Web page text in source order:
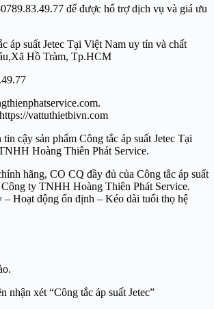
để được hổ trợ dịch vụ và giá ưu
áp suất Jetec Tại Việt Nam uy tín và chất
Hồ Tràm, Tp.HCM
vattuthietbivn.com
cậy sản phẩm Công tắc áp suất Jetec Tại
Hoàng Thiên Phát Service.
hãng, CO CQ đầy đủ của Công tắc áp suất
ty TNHH Hoàng Thiên Phát Service.
– Hoạt động ổn định – Kéo dài tuổi thọ hệ
nhận xét “Công tắc áp suất Jetec”